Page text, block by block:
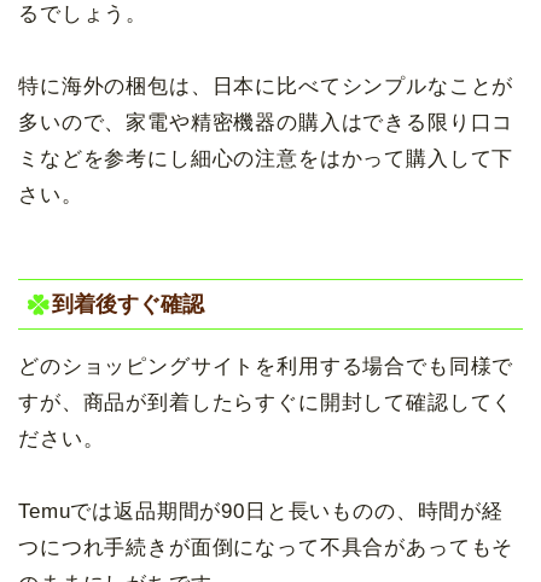
るでしょう。
特に海外の梱包は、日本に比べてシンプルなことが
多いので、家電や精密機器の購入はできる限り口コ
ミなどを参考にし細心の注意をはかって購入して下
さい。
到着後すぐ確認
どのショッピングサイトを利用する場合でも同様で
すが、商品が到着したらすぐに開封して確認してく
ださい。
Temuでは返品期間が90日と長いものの、時間が経
つにつれ手続きが面倒になって不具合があってもそ